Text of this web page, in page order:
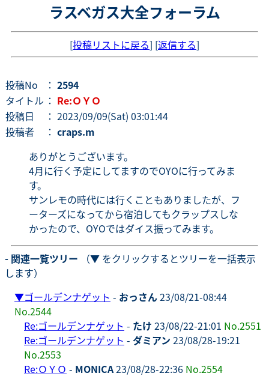
ラスベガス大全フォーラム
[投稿リストに戻る] [返信する]
投稿No ： 2594
タイトル ： Re:ＯＹＯ
投稿日
： 2023/09/09(Sat) 03:01:44
投稿者
： craps.m
ありがとうございます。
4月に行く予定にしてますのでOYOに行ってみま
す。
サンレモの時代には行くこともありましたが、フ
ーターズになってから宿泊してもクラップスしな
かったので、OYOではダイス振ってみます。
- 関連一覧ツリー （▼ をクリックするとツリーを一括表示
します）
▼ゴールデンナゲット - おっさん23/08/21-08:44
No.2544
Re:ゴールデンナゲット - たけ 23/08/22-21:01 No.2551
Re:ゴールデンナゲット - ダミアン 23/08/28-19:21
No.2553
Re:ＯＹＯ - MONICA23/08/28-22:36 No.2554